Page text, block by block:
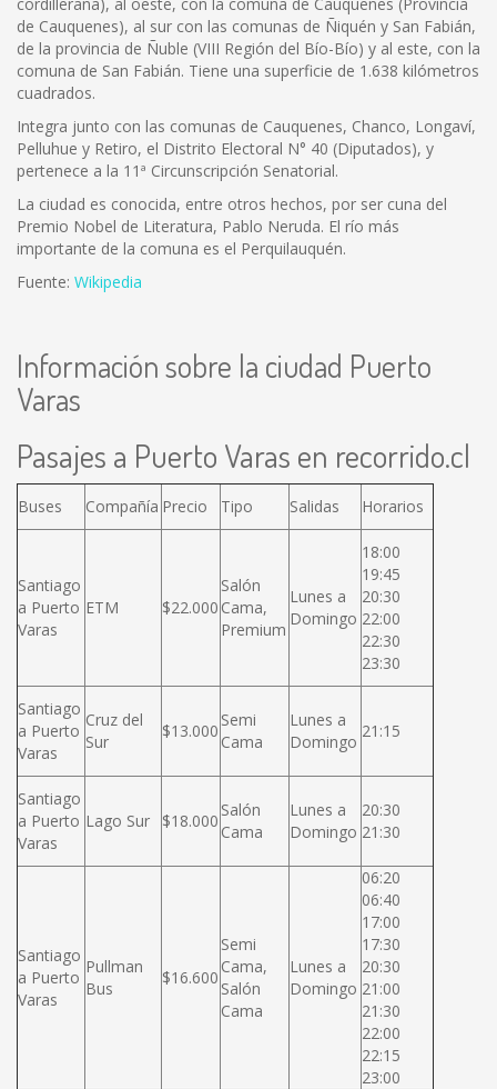
de Cauquenes), al sur con las comunas de Ñiquén y San Fabián,
de la provincia de Ñuble (VIII Región del Bío-Bío) y al este, con la
comuna de San Fabián. Tiene una superficie de 1.638 kilómetros
cuadrados.
Integra junto con las comunas de Cauquenes, Chanco, Longaví,
Pelluhue y Retiro, el Distrito Electoral N° 40 (Diputados), y
pertenece a la 11ª Circunscripción Senatorial.
La ciudad es conocida, entre otros hechos, por ser cuna del
Premio Nobel de Literatura, Pablo Neruda. El río más
importante de la comuna es el Perquilauquén.
Fuente: Wikipedia
Información sobre la ciudad Puerto
Varas
Pasajes a Puerto Varas en recorrido.cl
Buses Compañía Precio Tipo Salidas Horarios
Santiago
a Puerto
Varas
ETM $22.000
Salón
Cama,
Premium
Lunes a
Domingo
18:00
19:45
20:30
22:00
22:30
23:30
Santiago
a Puerto
Varas
Cruz del
Sur
$13.000
Semi
Cama
Lunes a
Domingo
21:15
Santiago
a Puerto
Varas
Lago Sur $18.000
Salón
Cama
Lunes a
Domingo
20:30
21:30
Santiago
a Puerto
Varas
Pullman
Bus
$16.600
Semi
Cama,
Salón
Cama
Lunes a
Domingo
06:20
06:40
17:00
17:30
20:30
21:00
21:30
22:00
22:15
23:00